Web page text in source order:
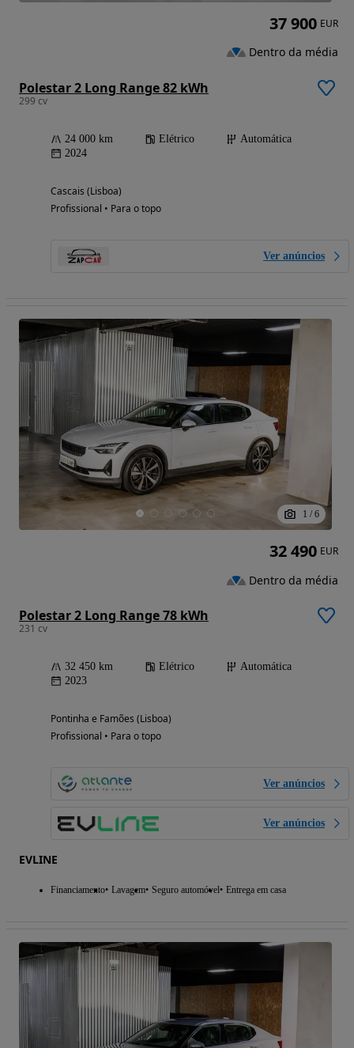
Polestar 2 Long Range 82 kWh
299 cv
24 000 km Elétrico
Automática
2024
Cascais (Lisboa)
Profissional • Para o topo
Ver anúncios
37 900 EUR
Dentro da média
1 / 6
Polestar 2 Long Range 78 kWh
231 cv
32 450 km Elétrico
Automática
2023
Pontinha e Famões (Lisboa)
Profissional • Para o topo
Ver anúncios
Ver anúncios
EVLINE
Financiamento Lavagem Seguro automóvel Entrega em casa
32 490 EUR
Dentro da média